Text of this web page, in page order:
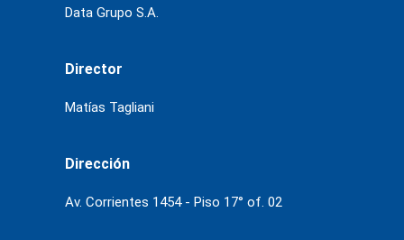
Data Grupo S.A.
Director
Matías Tagliani
Dirección
Av. Corrientes 1454 - Piso 17° of. 02